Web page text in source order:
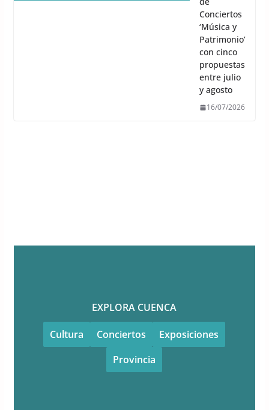
Conciertos
‘Música y
Patrimonio’
con cinco
propuestas
entre julio
y agosto
16/07/2026
EXPLORA CUENCA
Cultura Conciertos
Exposiciones
Provincia